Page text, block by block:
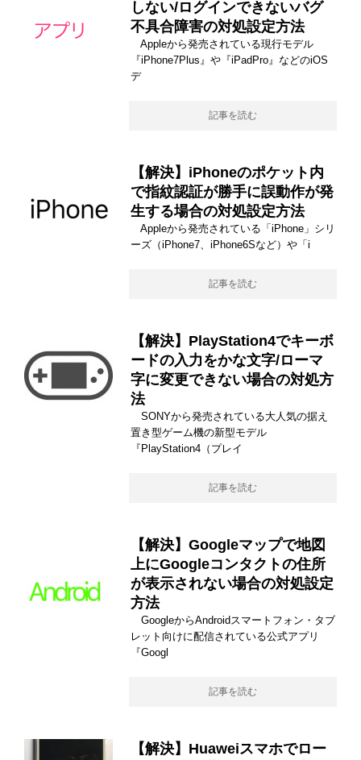
しない/ログインできないバグ
不具合障害の対処設定方法
Appleから発売されている現行モデル
『iPhone7Plus』や『iPadPro』などのiOS
デ
記事を読む
【解決】iPhoneのポケット内
で指紋認証が勝手に誤動作が発
生する場合の対処設定方法
Appleから発売されている「iPhone」シリ
ーズ（iPhone7、iPhone6Sなど）や「i
記事を読む
【解決】PlayStation4でキーボ
ードの入力をかな文字/ローマ
字に変更できない場合の対処方
法
SONYから発売されている大人気の据え
置き型ゲーム機の新型モデル
『PlayStation4（プレイ
記事を読む
【解決】Googleマップで地図
上にGoogleコンタクトの住所
が表示されない場合の対処設定
方法
GoogleからAndroidスマートフォン・タブ
レット向けに配信されている公式アプリ
『Googl
記事を読む
【解決】Huaweiスマホでロー